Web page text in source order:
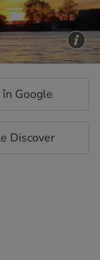
Google
Discover